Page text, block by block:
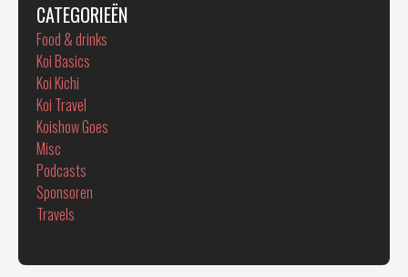
CATEGORIEËN
Food & drinks
Koi Basics
Koi Kichi
Koi Travel
Koishow Goes
Misc
Podcasts
Sponsoren
Travels